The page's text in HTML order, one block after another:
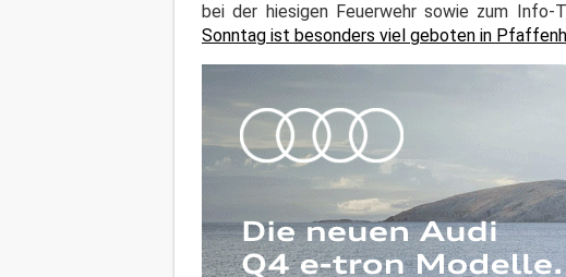
bei der hiesigen Feuerwehr sowie zum Info-
Sonntag ist besonders viel geboten in